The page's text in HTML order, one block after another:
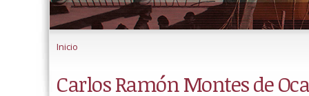
Inicio
Carlos Ramón Montes de